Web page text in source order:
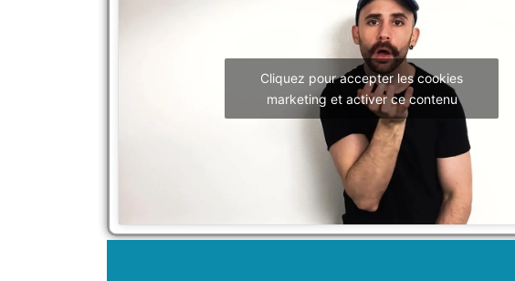
Cliquez pour accepter les cookies
marketing et activer ce contenu